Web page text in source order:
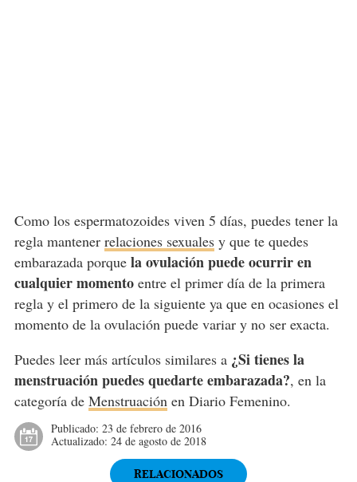
Como los espermatozoides viven 5 días, puedes tener la
regla mantener relaciones sexualesy que te quedes
embarazada porquela ovulación puede ocurrir en
cualquier momentoentre el primer día de la primera
regla y el primero de la siguiente ya que en ocasiones el
momento de la ovulación puede variar y no ser exacta.
Puedes leer más artículos similares a ¿Si tienes la
menstruación puedes quedarte embarazada?, en la
categoría de Menstruación en Diario Femenino.
Publicado: 23 de febrero de 2016
Actualizado: 24 de agosto de 2018
RELACIONADOS